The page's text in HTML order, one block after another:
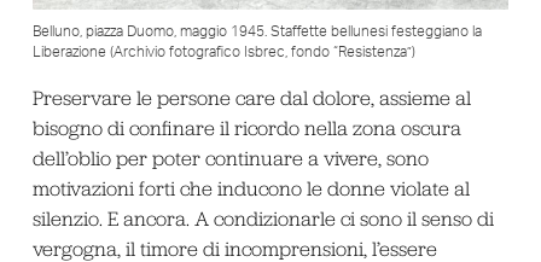
Belluno, piazza Duomo, maggio 1945. Staffette bellunesi festeggiano la
Liberazione (Archivio fotografico Isbrec, fondo “Resistenza”)
Preservare le persone care dal dolore, assieme al
bisogno di confinare il ricordo nella zona oscura
dell’oblio per poter continuare a vivere, sono
motivazioni forti che inducono le donne violate al
silenzio. E ancora. A condizionarle ci sono il senso di
vergogna, il timore di incomprensioni, l’essere